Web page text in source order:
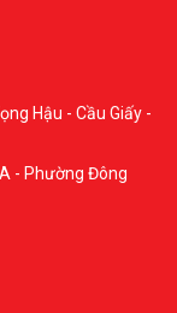
Hậu - Cầu Giấy -
- Phường Đông